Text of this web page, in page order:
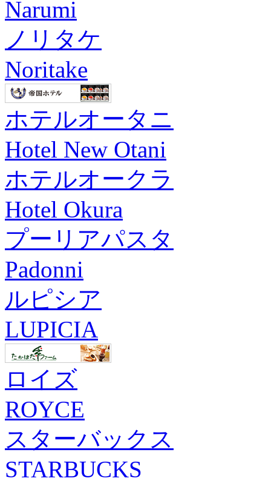
Narumi
ノリタケ
Noritake
ホテルオータニ
Hotel New Otani
ホテルオークラ
Hotel Okura
プーリアパスタ
Padonni
ルピシア
LUPICIA
ロイズ
ROYCE
スターバックス
STARBUCKS